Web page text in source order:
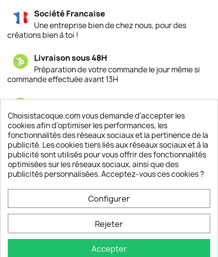
Société Francaise
Une entreprise bien de chez nous, pour des
créations bien à toi !
Livraison sous 48H
Préparation de votre commande le jour même si
commande effectuée avant 13H
Satisfaction de nos clients
Depuis 2009, entre 92% et 94% de nos clients
sont satisfaits de nos produits
Un SAV à votre écoute
Notre SAV est disponible 6/7J de 10h à 18H
Choisistacoque.com vous demande d'accepter les
cookies afin d'optimiser les performances, les
fonctionnalités des réseaux sociaux et la pertinence de la
publicité. Les cookies tiers liés aux réseaux sociaux et à la
publicité sont utilisés pour vous offrir des fonctionnalités
optimisées sur les réseaux sociaux, ainsi que des
publicités personnalisées. Acceptez-vous ces cookies ?
Configurer
Rejeter
Accepter